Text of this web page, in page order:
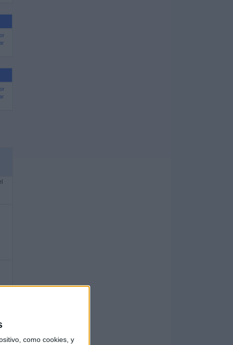
como cookies, y